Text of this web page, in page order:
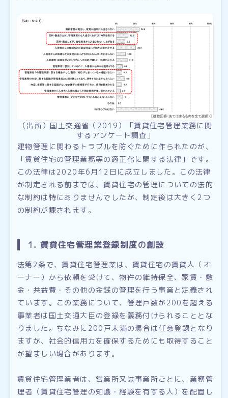
（出所）国土交通省（2019）「賃貸住宅管理業務に関
するアンケート調査」
建物管理に関わるトラブルを防ぐために作られたのが、
「賃貸住宅の管理業務等の適正化に関する法律」です。
この法律は2020年6月12日に成立しました。この法律
が制定される前までは、賃貸住宅の管理についての法的
な制約は特にありませんでしたが、制定後は大きく2つ
の制約が課されます。
1. 賃貸住宅管理業登録制度の創設
法第2条で、賃貸住宅管理業は、賃貸住宅の賃貸人（オ
ーナー）から依頼を受けて、物件の維持保全、家賃・敷
金・共益費・その他の金銭の管理を行う事業と定義され
ています。この業務について、管理戸数が200を超える
事業者は国土交通大臣の登録を義務付けられることとな
りました。ちなみに200戸未満の場合は任意登録となり
ますが、社会的信用力を確保するためにも取得すること
が望ましい場合があります。
賃貸住宅管理業者は、営業所又は事業所ごとに、業務管
理者（賃貸住宅管理の知識・経験を有する人）を配置し